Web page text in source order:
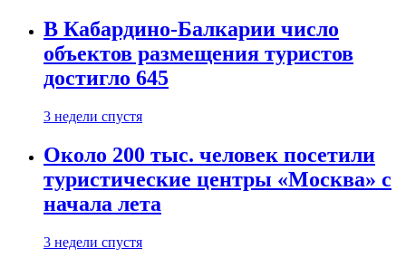
В Кабардино-Балкарии число
объектов размещения туристов
достигло 645
3 недели спустя
Около 200 тыс. человек посетили
туристические центры «Москва» с
начала лета
3 недели спустя